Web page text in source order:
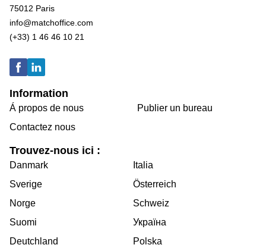
75012 Paris
info@matchoffice.com
(+33) 1 46 46 10 21
Information
Á propos de nous
Contactez nous
Publier un bureau
Trouvez-nous ici :
Danmark
Sverige
Norge
Suomi
Deutchland
Italia
Österreich
Schweiz
Україна
Polska